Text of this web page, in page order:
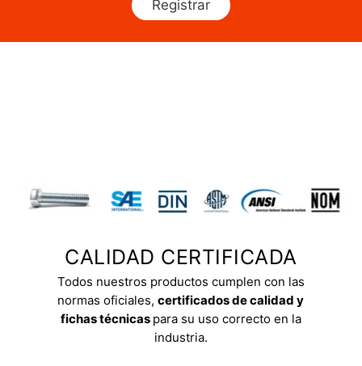
Registrar
CALIDAD CERTIFICADA
Todos nuestros productos cumplen con las
normas oficiales,certificados de calidad y
fichas técnicas para su uso correcto en la
industria.